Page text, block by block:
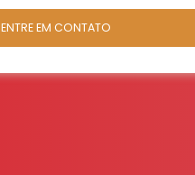
ENTRE EM CONTATO